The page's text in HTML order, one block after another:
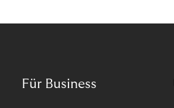
Für Business